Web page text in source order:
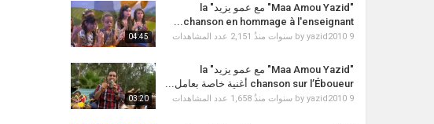
04:45
"Maa Amou Yazid" مع عمو يزيد" la
chanson en hommage à l'enseignant...
by yazid2010 9 سنوات منذُ 2,151 عدد المشاهدات
03:20
"Maa Amou Yazid" مع عمو يزيد" la
chanson sur l’Éboueur أغنية خاصة بعامل...
by yazid2010 9 سنوات منذُ 1,658 عدد المشاهدات